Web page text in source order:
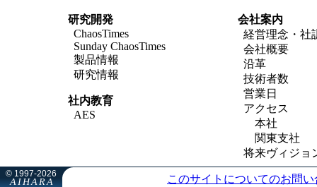
研究開発
ChaosTimes
Sunday ChaosTimes
製品情報
研究情報
社内教育
AES
会社案内
経営理念・社
会社概要
沿革
技術者数
営業日
アクセス
本社
関東支社
将来ヴィジョ
このサイトについてのお問